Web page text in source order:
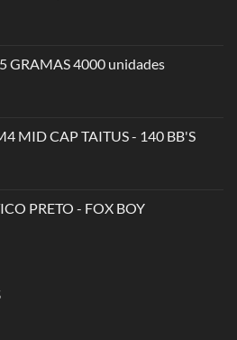
GRAMAS 4000 unidades
MID CAP TAITUS - 140 BB'S
PRETO - FOX BOY